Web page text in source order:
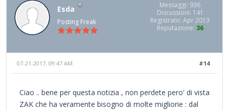
Esda
Posting Freak
Messaggi: 936
Discussioni: 141
Registrato: Apr 2013
Reputazione: 36
#14
07-21-2017, 09:47 AM
Ciao .. bene per questa notizia , non perdete pero' di vista
ZAK che ha veramente bisogno di molte migliorie : dal